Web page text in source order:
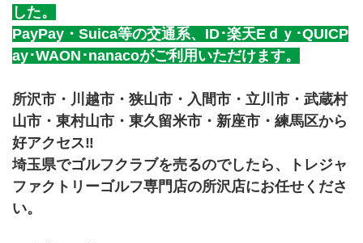
した。
PayPay・Suica等の交通系、ID･楽天Eｄｙ･QUICP
ay･WAON･nanacoがご利用いただけます。
所沢市・川越市・狭山市・入間市・立川市・武蔵村
山市・東村山市・東久留米市・新座市・練馬区から
好アクセス‼
埼玉県でゴルフクラブを売るのでしたら、トレジャ
ファクトリーゴルフ専門店の所沢店にお任せくださ
い。